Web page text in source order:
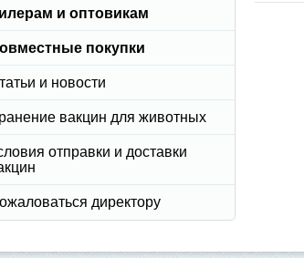
и оптовикам
покупки
и новости
вакцин для животных
отправки и доставки
директору